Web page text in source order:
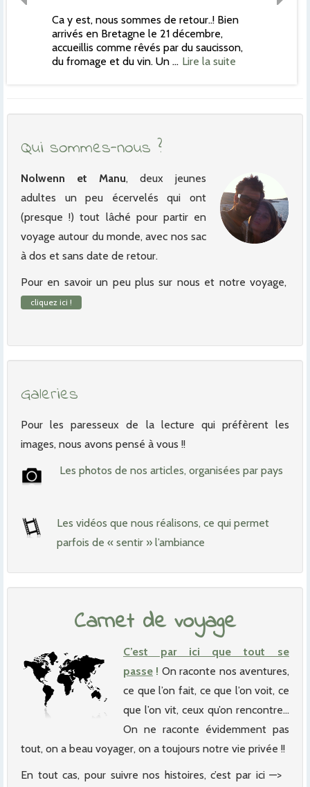
Ca y est, nous sommes de retour..! Bien
arrivés en Bretagne le 21 décembre,
accueillis comme rêvés par du saucisson,
du fromage et du vin. Un … Lire la suite
Qui sommes-nous ?
Nolwenn et Manu, deux jeunes
adultes un peu écervelés qui ont
(presque !) tout lâché pour partir en
voyage autour du monde, avec nos sac
à dos et sans date de retour.
Pour en savoir un peu plus sur nous et notre voyage,
cliquez ici !
Galeries
Pour les paresseux de la lecture qui préfèrent les
images, nous avons pensé à vous !!
Les photos de nos articles, organisées par pays
Les vidéos que nous réalisons, ce qui permet
parfois de « sentir » l’ambiance
Carnet de voyage
C’est par ici que tout se
passe ! On raconte nos aventures,
ce que l’on fait, ce que l’on voit, ce
que l’on vit, ceux qu’on rencontre…
On ne raconte évidemment pas
tout, on a beau voyager, on a toujours notre vie privée !!
En tout cas, pour suivre nos histoires, c’est par ici —>